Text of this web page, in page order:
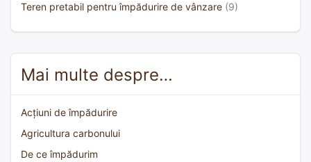
Teren pretabil pentru împădurire de vânzare (9)
Mai multe despre…
Acțiuni de împădurire
Agricultura carbonului
De ce împădurim